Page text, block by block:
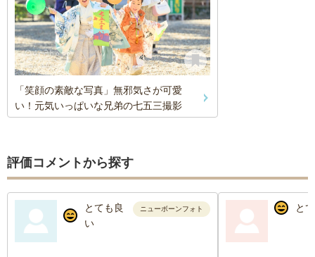
「笑顔の素敵な写真」無邪気さが可愛
い！元気いっぱいな兄弟の七五三撮影
評価コメントから探す
とても良
い
ニューボーンフォト と